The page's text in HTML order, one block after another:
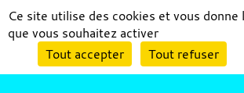
Charte cookies
Gestion des
Informations légales
Signaler un
Envie de participer ?
Ce site utilise des cookies et vous
que vous souhaitez activer
Tout accepter
Tout refuser